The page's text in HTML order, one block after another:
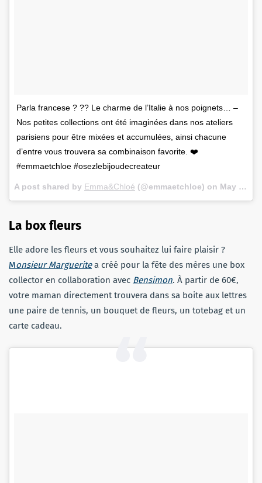
Parla francese ? ?? Le charme de l’Italie à nos poignets… –
Nos petites collections ont été imaginées dans nos ateliers
parisiens pour être mixées et accumulées, ainsi chacune
d’entre vous trouvera sa combinaison favorite. ❤️
#emmaetchloe #osezlebijoudecreateur
A post shared by Emma&Chloé (@emmaetchloe) on May 16, 2018 at 3:30am PDT
La box fleurs
Elle adore les fleurs et vous souhaitez lui faire plaisir ?
Monsieur Margueritea créé pour la fête des mères une box
collector en collaboration avec Bensimon. À partir de 60€,
votre maman directement trouvera dans sa boite aux lettres
une paire de tennis, un bouquet de fleurs, un totebag et un
carte cadeau.